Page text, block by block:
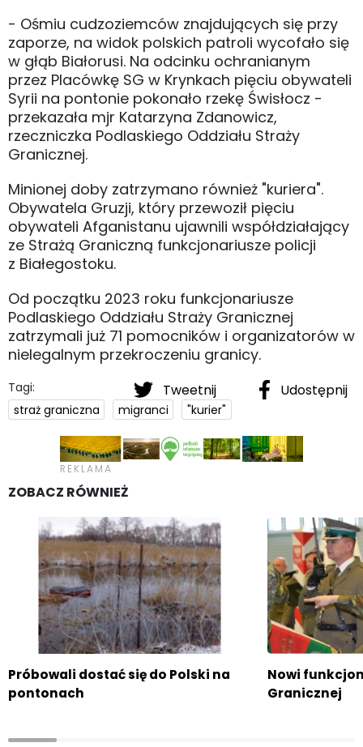
- Ośmiu cudzoziemców znajdujących się przy
zaporze, na widok polskich patroli wycofało się
w głąb Białorusi. Na odcinku ochranianym
przez Placówkę SG w Krynkach pięciu obywateli
Syrii na pontonie pokonało rzekę Świsłocz -
przekazała mjr Katarzyna Zdanowicz,
rzeczniczka Podlaskiego Oddziału Straży
Granicznej.
Minionej doby zatrzymano również "kuriera".
Obywatela Gruzji, który przewoził pięciu
obywateli Afganistanu ujawnili współdziałający
ze Strażą Graniczną funkcjonariusze policji
z Białegostoku.
Od początku 2023 roku funkcjonariusze
Podlaskiego Oddziału Straży Granicznej
zatrzymali już 71 pomocników i organizatorów w
nielegalnym przekroczeniu granicy.
Tweetnij Udostępnij
Tagi:
straż graniczna
migranci "kurier"
ZOBACZ RÓWNIEŻ
Próbowali dostać się do Polski na
pontonach
Nowi
Granicznej